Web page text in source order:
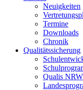
Neuigkeiten
Termine
Downloads
Chronik
Qualitätssicherung
Qualis NRW